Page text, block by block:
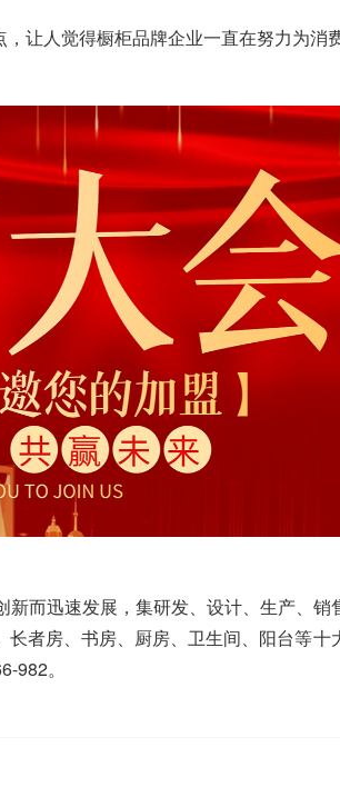
让人觉得橱柜品牌企业一直在努力为消
而迅速发展，集研发、设计、生产、销
者房、书房、厨房、卫生间、阳台等十
982。